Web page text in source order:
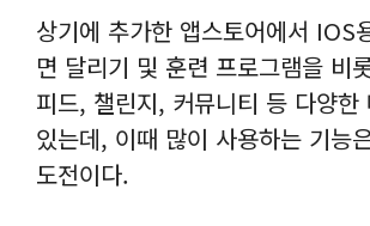
기를 진행 할
스마트 워치
갤럭시 워치,
상기에 추가한 앱스토어에서 IOS
면 달리기 및 훈련 프로그램을 비
피드, 챌린지, 커뮤니티 등 다양한
있는데, 이때 많이 사용하는 기능
도전이다.